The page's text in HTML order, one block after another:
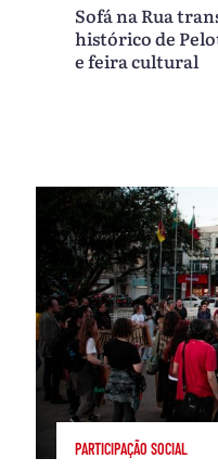
Sofá na Rua
histórico de
e feira cultural
PARTICIPAÇÃO SOCIAL